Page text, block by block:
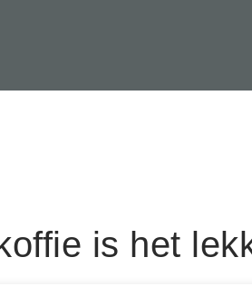
is het